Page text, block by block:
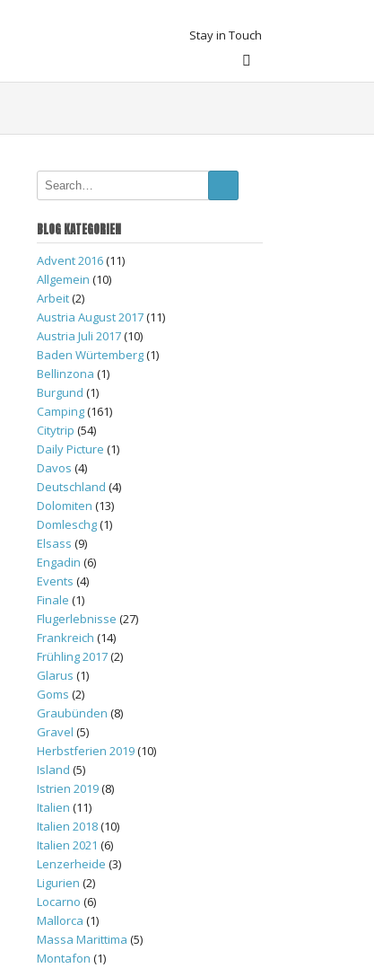
Stay in Touch
BLOG KATEGORIEN
Advent 2016(11)
Allgemein (10)
Arbeit(2)
Austria August 2017(11)
Austria Juli 2017(10)
Baden Würtemberg(1)
Bellinzona (1)
Burgund (1)
Camping(161)
Citytrip (54)
Daily Picture (1)
Davos (4)
Deutschland (4)
Dolomiten (13)
Domleschg(1)
Elsass (9)
Engadin (6)
Events (4)
Finale (1)
Flugerlebnisse (27)
Frankreich (14)
Frühling 2017(2)
Glarus (1)
Goms (2)
Graubünden (8)
Gravel (5)
Herbstferien 2019(10)
Island (5)
Istrien 2019(8)
Italien (11)
Italien 2018(10)
Italien 2021 (6)
Lenzerheide (3)
Ligurien (2)
Locarno (6)
Mallorca (1)
Massa Marittima (5)
Montafon (1)